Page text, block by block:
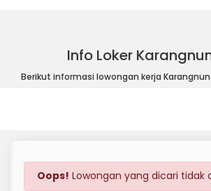
Info Loker
Berikut informasi lowongan kerja
Oops! Lowongan yang dicari tidak